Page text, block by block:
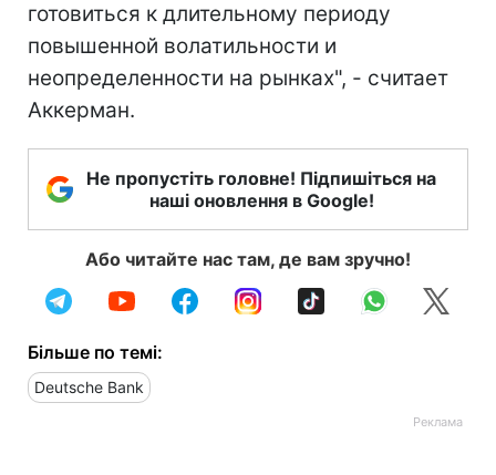
готовиться к длительному периоду
повышенной волатильности и
неопределенности на рынках", - считает
Аккерман.
Не пропустіть головне! Підпишіться на
наші оновлення в Google!
Або читайте нас там, де вам зручно!
Більше по темі:
Deutsche Bank